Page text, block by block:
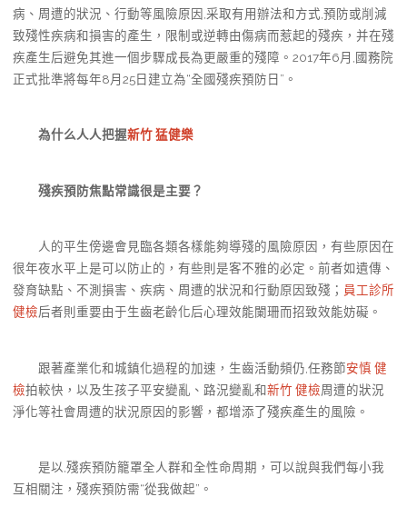
病、周遭的狀況、行動等風險原因,采取有用辦法和方式,預防或削減
致殘性疾病和損害的產生，限制或逆轉由傷病而惹起的殘疾，并在殘
疾產生后避免其進一個步驟成長為更嚴重的殘障。2017年6月,國務院
正式批準將每年8月25日建立為“全國殘疾預防日”。
為什么人人把握新竹 猛健樂
殘疾預防焦點常識很是主要？
人的平生傍邊會見臨各類各樣能夠導殘的風險原因，有些原因在
很年夜水平上是可以防止的，有些則是客不雅的必定。前者如遺傳、
發育缺點、不測損害、疾病、周遭的狀況和行動原因致殘； 員工診所
健檢后者則重要由于生齒老齡化后心理效能闌珊而招致效能妨礙。
跟著產業化和城鎮化過程的加速，生齒活動頻仍,任務節安慎 健
檢拍較快，以及生孩子平安變亂、路況變亂和新竹 健檢周遭的狀況
淨化等社會周遭的狀況原因的影響，都增添了殘疾產生的風險。
是以,殘疾預防籠罩全人群和全性命周期，可以說與我們每小我
互相關注，殘疾預防需“從我做起”。